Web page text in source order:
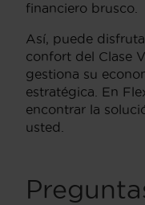
financiero brusco.
Así, puede
confort del Clase
gestiona su
estratégica. En
encontrar la
usted.